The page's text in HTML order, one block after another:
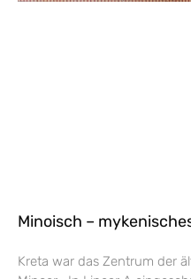
Minoisch –
Kreta war das Zentrum der